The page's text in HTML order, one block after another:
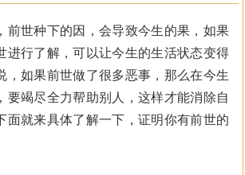
世种下的因，会导致今生的果，如果
进行了解，可以让今生的生活状态变得
，如果前世做了很多恶事，那么在今生
要竭尽全力帮助别人，这样才能消除自
面就来具体了解一下，证明你有前世的